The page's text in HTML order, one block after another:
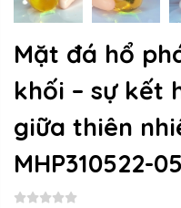
Mặt đá hổ
khối – sự kết
giữa thiên
MHP310522-05